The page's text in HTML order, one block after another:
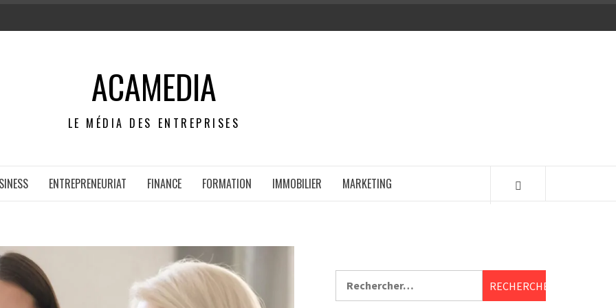
ACAMEDIA
LE MÉDIA DES ENTREPRISES
ENTREPRENEURIAT FINANCE FORMATION IMMOBILIER MARKETING